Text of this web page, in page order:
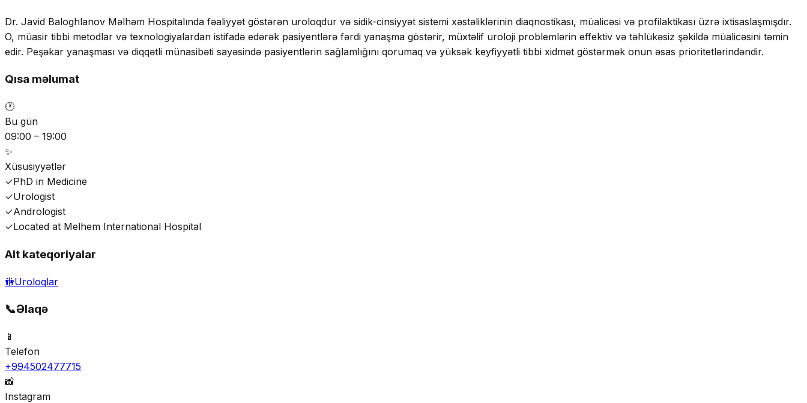
Dr. Javid Baloghlanov Məlhəm Hospitalında fəaliyyət göstərən uroloqdur və sidik-cinsiyyət sistemi xəstəliklərinin diaqnostikası, müalicəsi və profilaktikası üzrə ixtisaslaşmışdır.
O, müasir tibbi metodlar və texnologiyalardan istifadə edərək pasiyentlərə fərdi yanaşma göstərir, müxtəlif uroloji problemlərin effektiv və təhlükəsiz şəkildə müalicəsini təmin
edir. Peşəkar yanaşması və diqqətli münasibəti sayəsində pasiyentlərin sağlamlığını qorumaq və yüksək keyfiyyətli tibbi xidmət göstərmək onun əsas prioritetlərindəndir.
Qısa məlumat
🕐
Bu gün
09:00 – 19:00
✨
Xüsusiyyətlər
✓PhD in Medicine
✓Urologist
✓Andrologist
✓Located at Melhem International Hospital
Alt kateqoriyalar
🚻Uroloqlar
📞Əlaqə
📱
Telefon
+994502477715
📸
Instagram